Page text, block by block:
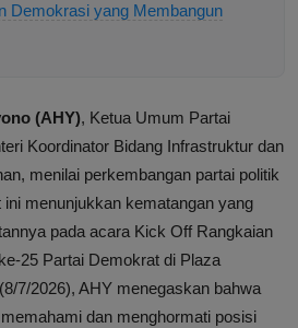
Demokrasi yang Membangun
(AHY), Ketua Umum Partai
Koordinator Bidang Infrastruktur dan
menilai perkembangan partai politik
ini menunjukkan kematangan yang
pada acara Kick Off Rangkaian
25 Partai Demokrat di Plaza
7/2026), AHY menegaskan bahwa
dan menghormati posisi